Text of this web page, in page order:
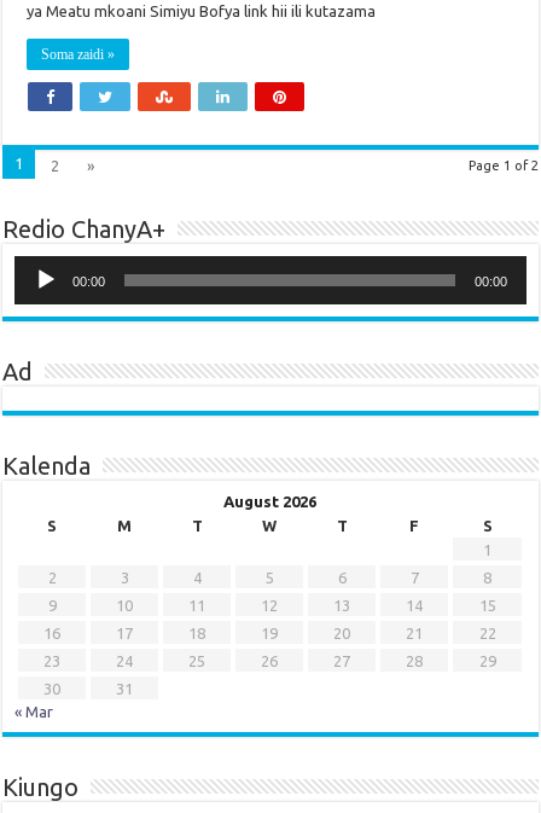
ya Meatu mkoani Simiyu Bofya link hii ili kutazama
Soma zaidi »
Page 1 of 2
1 2 »
Redio ChanyA+
Player
00:00 00:00
Ad
Kalenda
August 2026
S
M T W T F
S
1
2
3 4 5 6 7
8
9
10 11 12 13 14
15
16
17 18 19 20 21
22
23
24 25 26 27 28
29
30
31
« Mar
Kiungo